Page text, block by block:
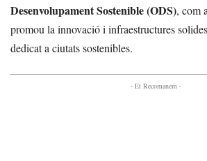
Desenvolupament Sostenible (ODS), com
promou la innovació i infraestructures
dedicat a ciutats sostenibles.
- Et Recomanem -